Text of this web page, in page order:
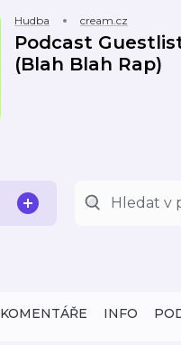
Hudba cream.cz
Podcast
(Blah Blah Rap)
KOMENTÁŘE INFO